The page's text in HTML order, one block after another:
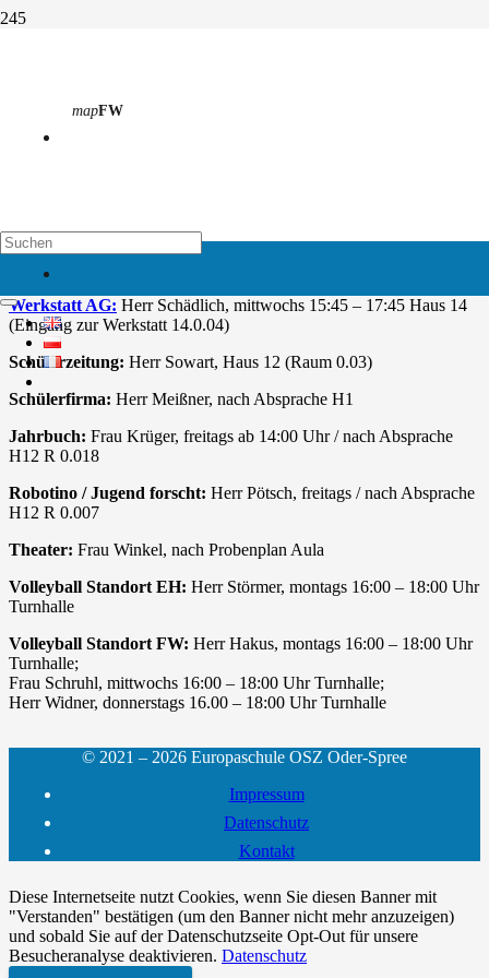
mapFW
Arbeitsgemeinschaften
jahrgangsübergreifende Aktivitäten prägen unser schulisches Leben.
Arbeitsgemeinschaften sind dabei ein wesentlicher Bestandteil.
Vielleicht ist ja auch was für dich dabei – wir freuen uns auf dich.
Werkstatt AG: Herr Schädlich, mittwochs 15:45 – 17:45 Haus 14
(Eingang zur Werkstatt 14.0.04)
Schülerzeitung: Herr Sowart, Haus 12 (Raum 0.03)
Schülerfirma: Herr Meißner, nach Absprache H1
Jahrbuch: Frau Krüger, freitags ab 14:00 Uhr / nach Absprache
H12 R 0.018
Robotino / Jugend forscht: Herr Pötsch, freitags / nach Absprache
H12 R 0.007
Theater: Frau Winkel, nach Probenplan Aula
Volleyball Standort EH: Herr Störmer, montags 16:00 – 18:00 Uhr
Turnhalle
Volleyball Standort FW: Herr Hakus, montags 16:00 – 18:00 Uhr
Turnhalle;
Frau Schruhl, mittwochs 16:00 – 18:00 Uhr Turnhalle;
Herr Widner, donnerstags 16.00 – 18:00 Uhr Turnhalle
© 2021 – 2026 Europaschule OSZ Oder-Spree
Impressum
Datenschutz
Kontakt
Diese Internetseite nutzt Cookies, wenn Sie diesen Banner mit
"Verstanden" bestätigen (um den Banner nicht mehr anzuzeigen)
und sobald Sie auf der Datenschutzseite Opt-Out für unsere
Besucheranalyse deaktivieren. Datenschutz